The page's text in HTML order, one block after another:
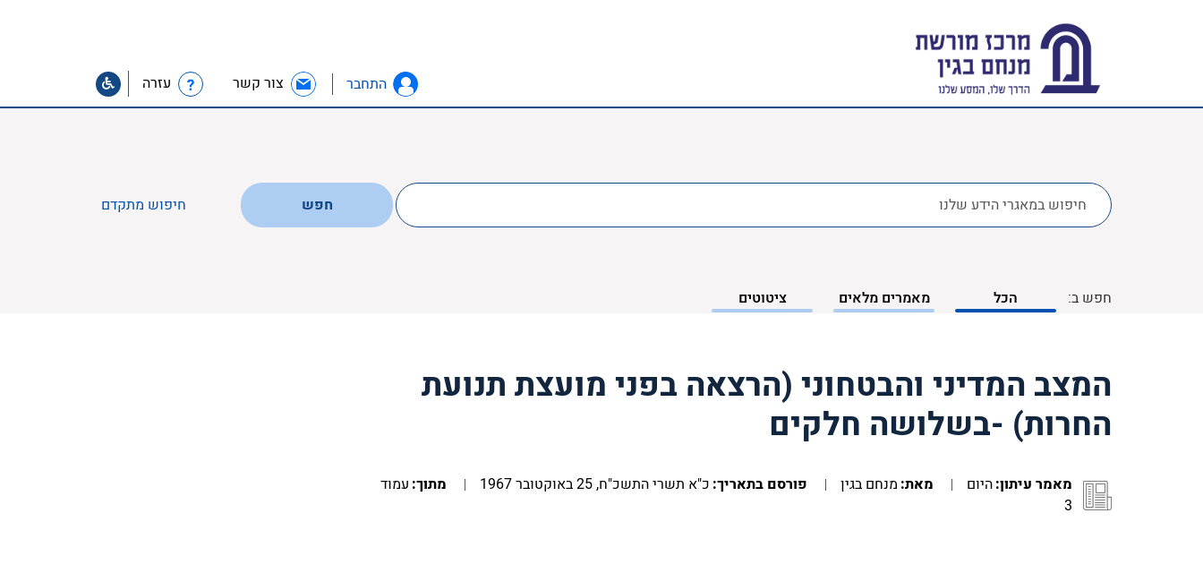
התחבר צור קשר עזרה
לחפש
ב:
חפש חיפוש מתקדם
חפש ב: הכל מאמרים מלאים ציטוטים
המצב המדיני והבטחוני (הרצאה בפני מועצת תנועת
החרות) -בשלושה חלקים
מאמר עיתון:היום מאת: מנחם בגין פורסם בתאריך: כ"א תשרי התשכ"ח, 25 באוקטובר 1967 מתוך: עמוד
3